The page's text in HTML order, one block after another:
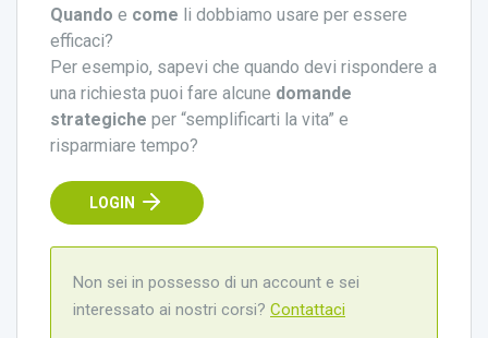
Quando e come li dobbiamo usare per essere
efficaci?
Per esempio, sapevi che quando devi rispondere a
una richiesta puoi fare alcune domande
strategiche per “semplificarti la vita” e
risparmiare tempo?
LOGIN
Non sei in possesso di un account e sei
interessato ai nostri corsi? Contattaci